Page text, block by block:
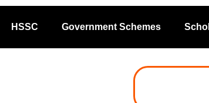
HSSC Government Schemes